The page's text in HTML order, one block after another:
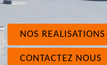
NOS REALISATIONS
CONTACTEZ NOUS